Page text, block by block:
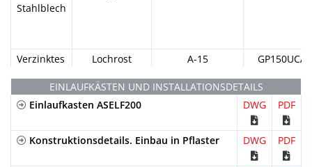
Stahlblech
Verzinktes
Lochrost A-15 GP150UCA
Stahlblech
EINLAUFKÄSTEN UND INSTALLATIONSDETAILS
Einlaufkasten ASELF200
DWG PDF
Konstruktionsdetails. Einbau in Pflaster DWG PDF